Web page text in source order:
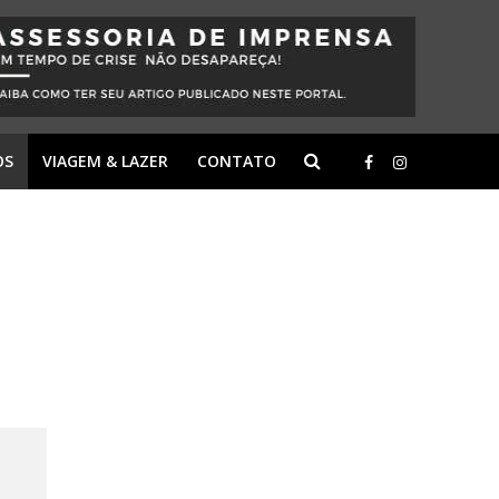
VIAGEM & LAZER CONTATO